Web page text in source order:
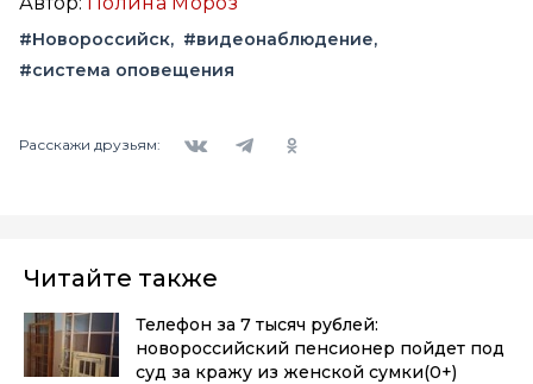
#Новороссийск
#видеонаблюдение
#система оповещения
Расскажи друзьям:
Читайте также
Телефон за 7 тысяч рублей:
новороссийский пенсионер пойдет под
суд за кражу из женской сумки(0+)